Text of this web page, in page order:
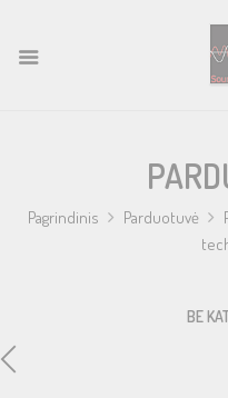
Pagrindinis Parduotuvė
BE